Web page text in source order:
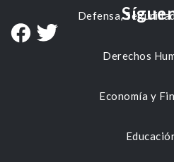
Defensa,
Derechos
Economía y